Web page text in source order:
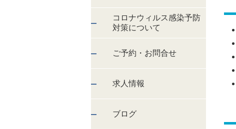
コロナウィルス感染予防
対策について
ご予約・お問合せ
求人情報
ブログ